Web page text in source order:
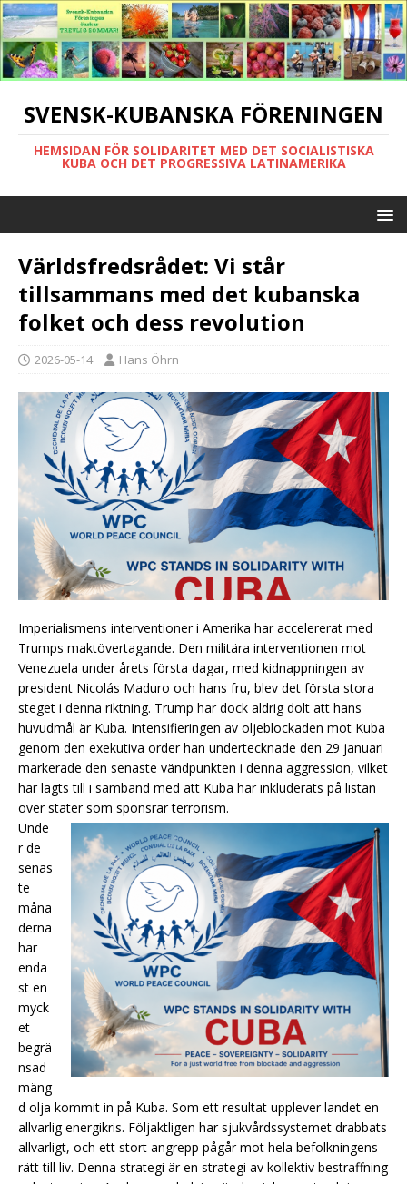
SVENSK-KUBANSKA FÖRENINGEN
HEMSIDAN FÖR SOLIDARITET MED DET SOCIALISTISKA
KUBA OCH DET PROGRESSIVA LATINAMERIKA
Världsfredsrådet: Vi står
tillsammans med det kubanska
folket och dess revolution
2026-05-14 Hans Öhrn
Imperialismens interventioner i Amerika har accelererat med
Trumps maktövertagande. Den militära interventionen mot
Venezuela under årets första dagar, med kidnappningen av
president Nicolás Maduro och hans fru, blev det första stora
steget i denna riktning. Trump har dock aldrig dolt att hans
huvudmål är Kuba. Intensifieringen av oljeblockaden mot Kuba
genom den exekutiva order han undertecknade den 29 januari
markerade den senaste vändpunkten i denna aggression, vilket
har lagts till i samband med att Kuba har inkluderats på listan
över stater som sponsrar terrorism.
Unde
r de
senas
te
måna
derna
har
enda
st en
myck
et
begrä
nsad
mäng
d olja kommit in på Kuba. Som ett resultat upplever landet en
allvarlig energikris. Följaktligen har sjukvårdssystemet drabbats
allvarligt, och ett stort angrepp pågår mot hela befolkningens
rätt till liv. Denna strategi är en strategi av kollektiv bestraffning